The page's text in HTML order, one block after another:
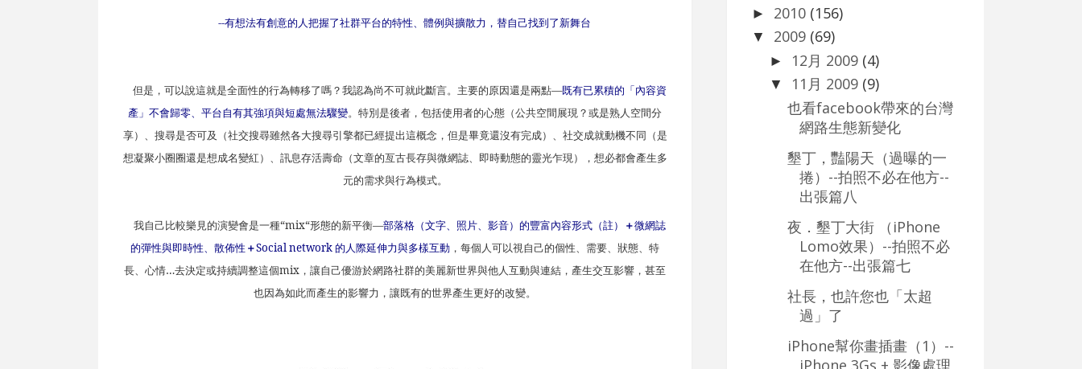
--有想法有創意的人把握了社群平台的特性、體例與擴散力，替自己找到了新舞台
但是，可以說這就是全面性的行為轉移了嗎？我認為尚不可就此斷言。主要的原因還是兩點—既有已累積的「內容資
產」不會歸零、平台自有其強項與短處無法驟變。特別是後者，包括使用者的心態（公共空間展現？或是熟人空間分
享）、搜尋是否可及（社交搜尋雖然各大搜尋引擎都已經提出這概念，但是畢竟還沒有完成）、社交成就動機不同（是
想凝聚小圈圈還是想成名變紅）、訊息存活壽命（文章的亙古長存與微網誌、即時動態的靈光乍現），想必都會產生多
元的需求與行為模式。
我自己比較樂見的演變會是一種“mix“形態的新平衡—部落格（文字、照片、影音）的豐富內容形式（註） ＋微網誌
的彈性與即時性、散佈性 ＋Social network的人際延伸力與多樣互動 ，每個人可以視自己的個性、需要、狀態、特
長、心情…去決定或持續調整這個mix ，讓自己優游於網路社群的美麗新世界與他人互動與連結，產生交互影響，甚至
也因為如此而產生的影響力，讓既有的世界產生更好的改變。
► 2010 (156)
▼ 2009 (69)
► 12月 2009 (4)
▼ 11月 2009 (9)
也看facebook帶來的台灣
網路生態新變化
墾丁，豔陽天（過曝的一
捲）--拍照不必在他方--
出張篇八
夜．墾丁大街 （iPhone
Lomo效果）--拍照不必
在他方--出張篇七
社長，也許您也「太超
過」了
iPhone幫你畫插畫（1）--
iPhone 3Gs + 影像處理